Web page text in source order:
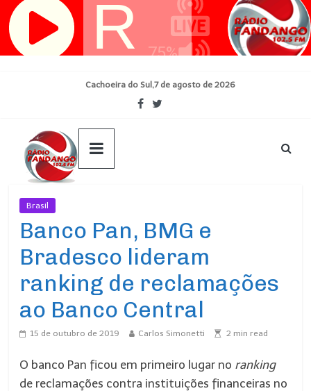
Pular
para
Cachoeira do Sul,7 de agosto de 2026
Brasil
Banco Pan, BMG e
Bradesco lideram
ranking de reclamações
ao Banco Central
15 de outubro de 2019 Carlos Simonetti 2 min read
O banco Pan ficou em primeiro lugar no ranking
de reclamações contra instituições financeiras no